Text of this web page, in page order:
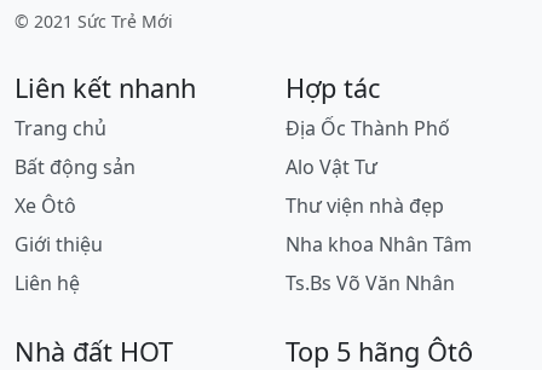
© 2021 Sức Trẻ Mới
Liên kết nhanh
Trang chủ
Bất động sản
Xe Ôtô
Giới thiệu
Liên hệ
Hợp tác
Địa Ốc Thành Phố
Alo Vật Tư
Thư viện nhà đẹp
Nha khoa Nhân Tâm
Ts.Bs Võ Văn Nhân
Nhà đất HOT Top 5 hãng Ôtô